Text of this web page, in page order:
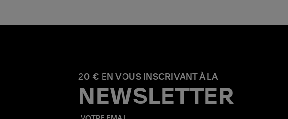
20 € EN VOUS INSCRIVANT À LA
NEWSLETTER